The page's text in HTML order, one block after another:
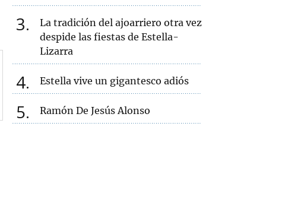
3
La tradición del ajoarriero otra vez
despide las fiestas de Estella-
Lizarra
4 Estella vive un gigantesco adiós
5 Ramón De Jesús Alonso